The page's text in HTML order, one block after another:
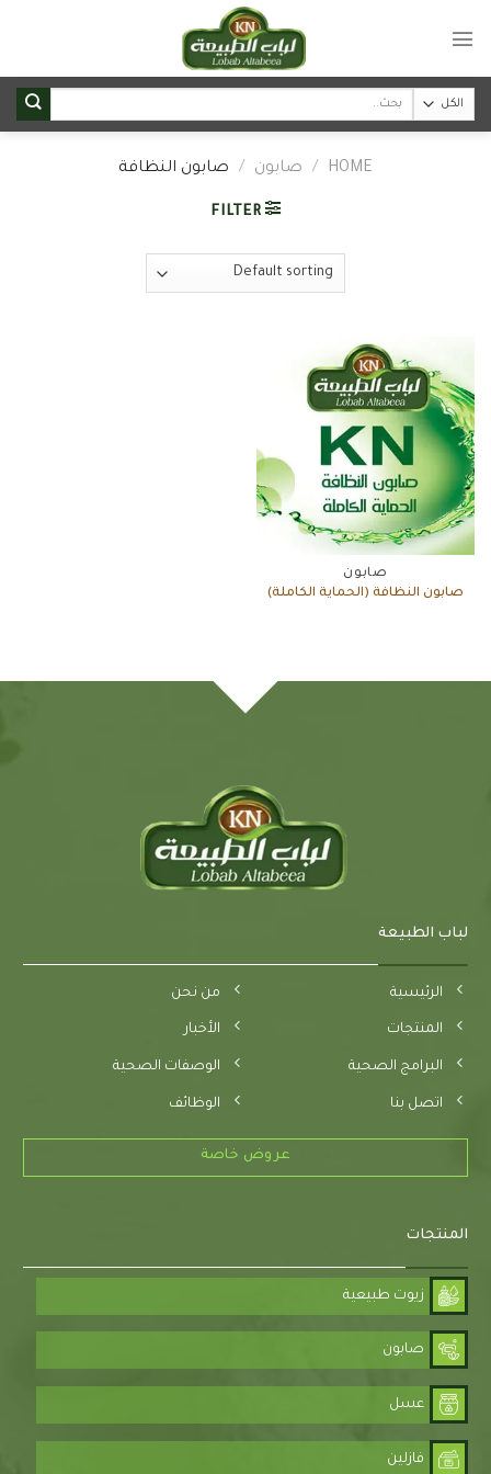
Search
HOME
/ صابون / صابون النظافة
FILTER
صابون
صابون النظافة (الحماية الكاملة)
لباب الطبيعة
الرئيسية
المنتجات
البرامج الصحية
اتصل بنا
من نحن
الأخبار
الوصفات الصحية
الوظائف
عروض خاصة
المنتجات
زيوت طبيعية
صابون
عسل
فازلين